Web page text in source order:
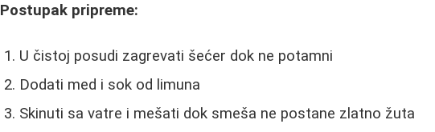
Postupak pripreme:
U čistoj posudi zagrevati šećer dok ne potamni
Dodati med i sok od limuna
Skinuti sa vatre i mešati dok smeša ne postane zlatno žuta